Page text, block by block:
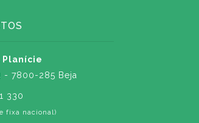
Planície
- 7800-285 Beja
330
fixa nacional)